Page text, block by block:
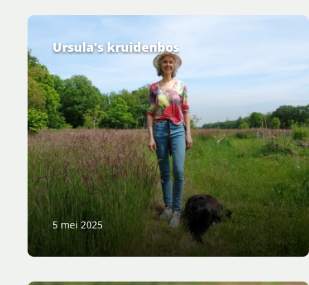
Ursula's kruidenbos
5 mei 2025